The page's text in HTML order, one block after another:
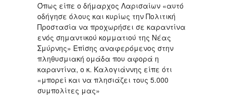
Όπως είπε ο δήμαρχος Λαρισαίων «αυτό
οδήγησε όλους και κυρίως την Πολιτική
Προστασία να προχωρήσει σε καραντίνα
ενός σημαντικού κομματιού της Νέας
Σμύρνης» Επίσης αναφερόμενος στην
πληθυσμιακή ομάδα που αφορά η
καραντίνα, ο κ. Καλογιάννης είπε ότι
«μπορεί και να πλησιάζει τους 5.000
συμπολίτες μας»